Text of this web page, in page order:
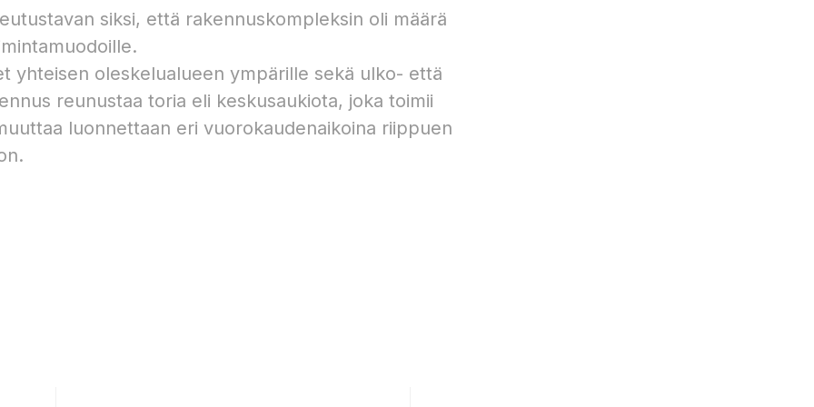
siksi, että rakennuskompleksin oli määrä
yhteisen oleskelualueen ympärille sekä ulko- että
reunustaa toria eli keskusaukiota, joka toimii
luonnettaan eri vuorokaudenaikoina riippuen